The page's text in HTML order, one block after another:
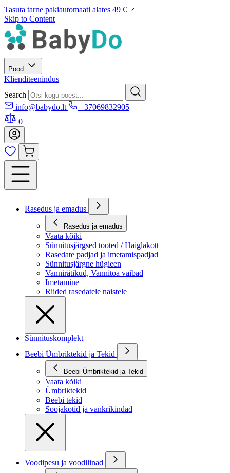
Tasuta tarne pakiautomaati alates 49 €
Skip to Content
Pood
Klienditeenindus
Search
info@babydo.lt
+37069832905
0
Rasedus ja emadus
Rasedus ja emadus
Vaata kõiki
Sünnitusjärgsed tooted / Haiglakott
Rasedate padjad ja imetamispadjad
Sünnitusjärgne hügieen
Vannirätikud, Vannitoa vaibad
Imetamine
Riided rasedatele naistele
Sünnituskomplekt
Beebi Ümbriktekid ja Tekid
Beebi Ümbriktekid ja Tekid
Vaata kõiki
Ümbriktekid
Beebi tekid
Soojakotid ja vankrikindad
Voodipesu ja voodilinad